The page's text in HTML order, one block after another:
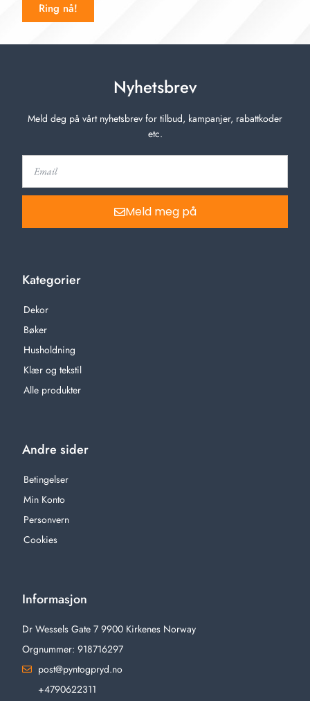
Ring nå!
Nyhetsbrev
Meld deg på vårt nyhetsbrev for tilbud, kampanjer, rabattkoder
etc.
Meld meg på
Kategorier
Dekor
Bøker
Husholdning
Klær og tekstil
Alle produkter
Andre sider
Betingelser
Min Konto
Personvern
Cookies
Informasjon
Dr Wessels Gate 7 9900 Kirkenes Norway
Orgnummer: 918716297
post@pyntogpryd.no
+4790622311